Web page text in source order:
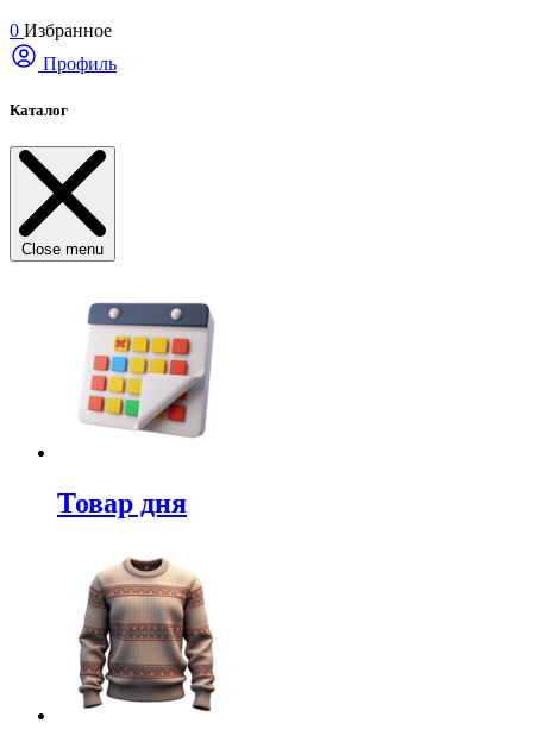
0 Избранное
Профиль
Каталог
Close menu
Товар дня